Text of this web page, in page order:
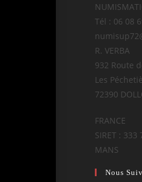
Tél : 06 08
R. VERBA
932 Route
Les
72390
FRANCE
SIRET : 333
MANS
Nous